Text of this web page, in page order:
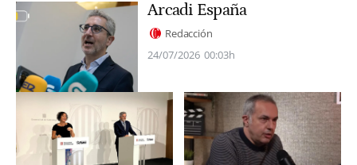
Arcadi España
Redacción
24/07/2026 00:03h